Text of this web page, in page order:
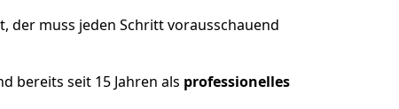
der muss jeden Schritt vorausschauend
bereits seit 15 Jahren als professionelles